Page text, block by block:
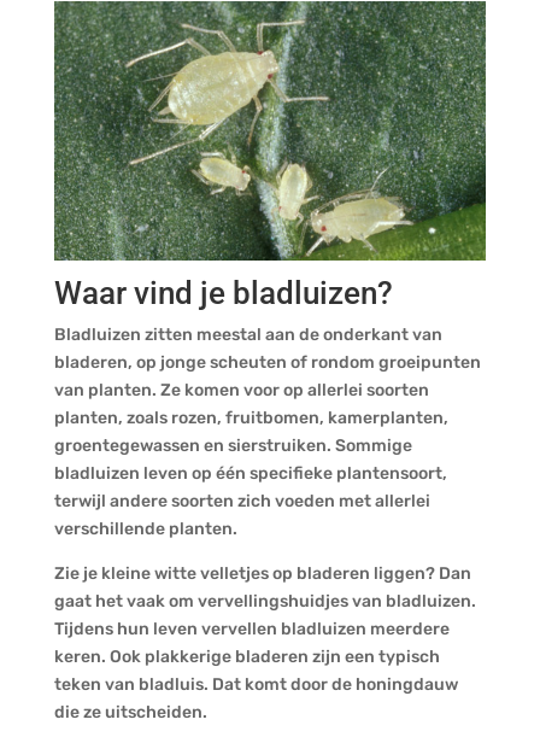
Waar vind je bladluizen?
Bladluizen zitten meestal aan de onderkant van
bladeren, op jonge scheuten of rondom groeipunten
van planten. Ze komen voor op allerlei soorten
planten, zoals rozen, fruitbomen, kamerplanten,
groentegewassen en sierstruiken. Sommige
bladluizen leven op één specifieke plantensoort,
terwijl andere soorten zich voeden met allerlei
verschillende planten.
Zie je kleine witte velletjes op bladeren liggen? Dan
gaat het vaak om vervellingshuidjes van bladluizen.
Tijdens hun leven vervellen bladluizen meerdere
keren. Ook plakkerige bladeren zijn een typisch
teken van bladluis. Dat komt door de honingdauw
die ze uitscheiden.